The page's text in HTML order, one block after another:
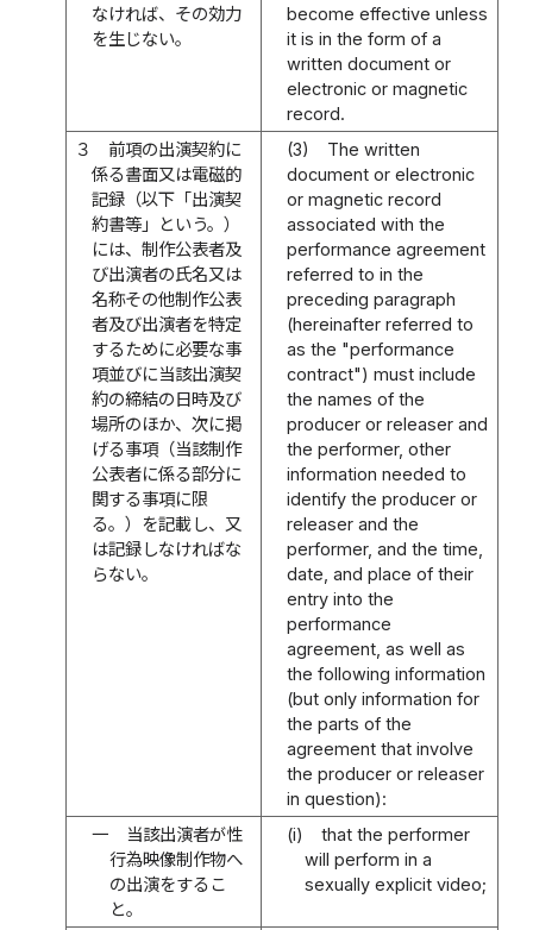
なければ、その効力
を生じない。
become effective unless
it is in the form of a
written document or
electronic or magnetic
record.
３
前項の出演契約に
係る書面又は電磁的
記録（以下「出演契
約書等」という。）
には、制作公表者及
び出演者の氏名又は
名称その他制作公表
者及び出演者を特定
するために必要な事
項並びに当該出演契
約の締結の日時及び
場所のほか、次に掲
げる事項（当該制作
公表者に係る部分に
関する事項に限
る。）を記載し、又
は記録しなければな
らない。
(3)
The written
document or electronic
or magnetic record
associated with the
performance agreement
referred to in the
preceding paragraph
(hereinafter referred to
as the "performance
contract") must include
the names of the
producer or releaser and
the performer, other
information needed to
identify the producer or
releaser and the
performer, and the time,
date, and place of their
entry into the
performance
agreement, as well as
the following information
(but only information for
the parts of the
agreement that involve
the producer or releaser
in question):
一
当該出演者が性
行為映像制作物へ
の出演をするこ
と。
(i)
that the performer
will perform in a
sexually explicit video;